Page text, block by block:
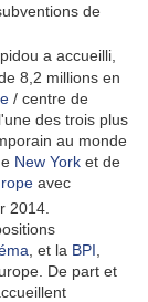
de
a accueilli,
8,2 millions en
/ centre de
des trois plus
au monde
New York et de
avec
2014.
, et la BPI
De part et